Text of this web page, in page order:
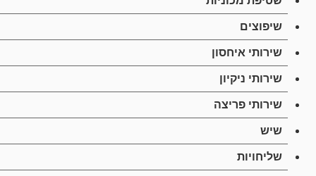
שיפוצים
שירותי איחסון
שירותי ניקיון
שירותי פריצה
שיש
שליחויות